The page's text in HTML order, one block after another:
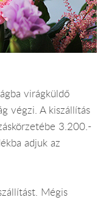
virágküldő
végzi. A kiszállítás
3.200.-
adjuk az
Mégis